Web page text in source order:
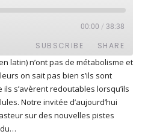
00:00 / 38:38
SUBSCRIBE SHARE
Deezer
PocketCasts
RSS
latin) n’ont pas de métabolisme et
on sait pas bien s’ils sont
s’avèrent redoutables lorsqu’ils
Notre invitée d’aujourd’hui
sur des nouvelles pistes